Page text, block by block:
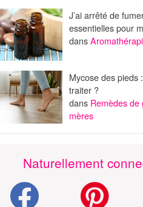
J’ai arrêté de
essentielles pour
dans
Mycose des pieds
traiter ?
dans Remèdes de
mères
Naturellement